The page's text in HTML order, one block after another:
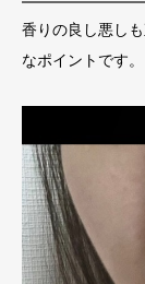
香りの良し悪し
なポイントです。